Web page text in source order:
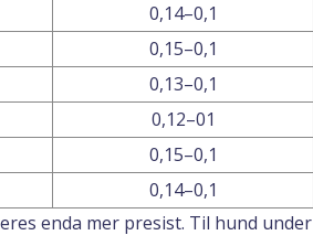
0,14–0,1
0,15–0,1
0,13–0,1
0,12–01
0,15–0,1
0,14–0,1
enda mer presist. Til hund under